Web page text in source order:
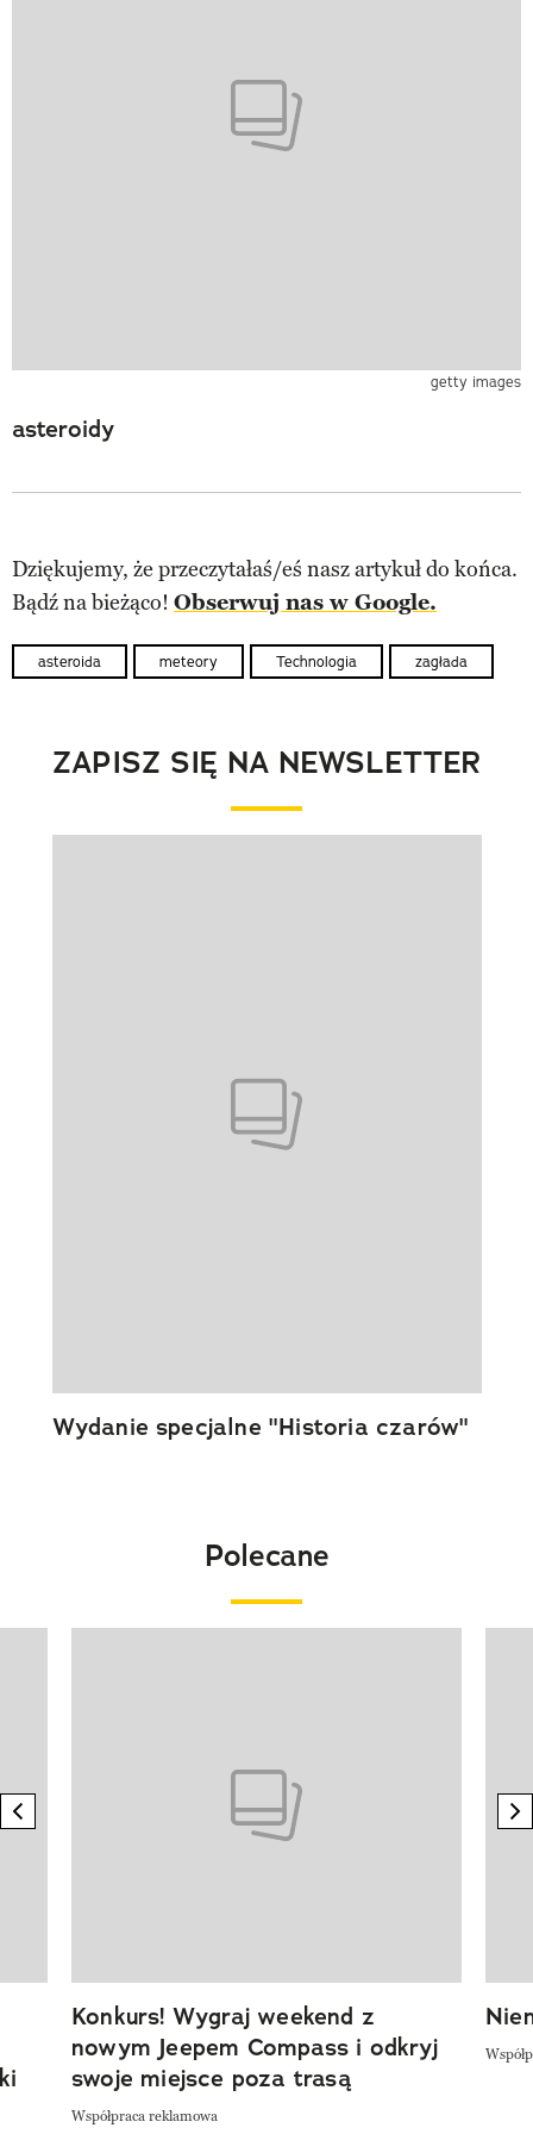
getty images
asteroidy
Dziękujemy, że przeczytałaś/eś nasz artykuł do końca.
Bądź na bieżąco! Obserwuj nas w Google.
asteroida meteory Technologia zagłada
ZAPISZ SIĘ NA NEWSLETTER
Wydanie specjalne "Historia czarów"
Polecane
previous element
Konkurs! Wygraj weekend z
nowym Jeepem Compass i odkryj
swoje miejsce poza trasą
Współpraca reklamowa